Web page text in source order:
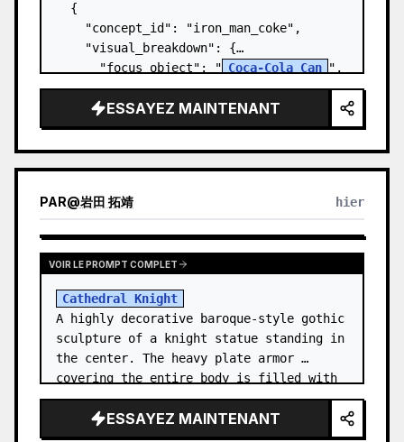
  {
    "concept_id": "iron_man_coke",
    "visual_breakdown": {
      "focus_object": "
Coca-Cola Can ",
      "character_element": "
Iron Man's
Gauntlet ",
      "environment": "{a…
ESSAYEZ MAINTENANT
PAR@岩田 拓靖 hier
VOIR LE PROMPT COMPLET
Cathedral Knight
A highly decorative baroque-style gothic
sculpture of a knight statue standing in
the center. The heavy plate armor
covering the entire body is filled with
detailed metal carvings and swirling
filigree decor…
ESSAYEZ MAINTENANT